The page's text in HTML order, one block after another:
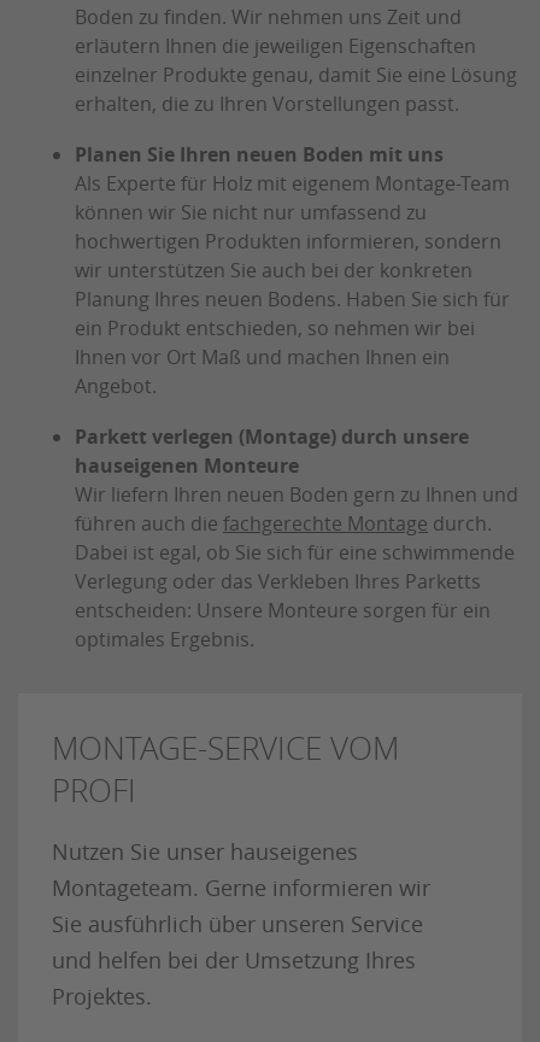
Boden zu finden. Wir nehmen uns Zeit und
erläutern Ihnen die jeweiligen Eigenschaften
einzelner Produkte genau, damit Sie eine Lösung
erhalten, die zu Ihren Vorstellungen passt.
Planen Sie Ihren neuen Boden mit uns
Als Experte für Holz mit eigenem Montage-Team
können wir Sie nicht nur umfassend zu
hochwertigen Produkten informieren, sondern
wir unterstützen Sie auch bei der konkreten
Planung Ihres neuen Bodens. Haben Sie sich für
ein Produkt entschieden, so nehmen wir bei
Ihnen vor Ort Maß und machen Ihnen ein
Angebot.
Parkett verlegen (Montage) durch unsere
hauseigenen Monteure
Wir liefern Ihren neuen Boden gern zu Ihnen und
führen auch die fachgerechte Montage durch.
Dabei ist egal, ob Sie sich für eine schwimmende
Verlegung oder das Verkleben Ihres Parketts
entscheiden: Unsere Monteure sorgen für ein
optimales Ergebnis.
MONTAGE-SERVICE VOM
PROFI
Nutzen Sie unser hauseigenes
Montageteam. Gerne informieren wir
Sie ausführlich über unseren Service
und helfen bei der Umsetzung Ihres
Projektes.